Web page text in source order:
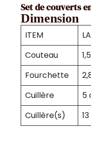
Set de couverts
Dimension
ITEM
Couteau
Fourchette
Cuillère
5
Cuillère(s)